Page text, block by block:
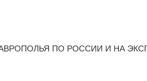
ПО РОССИИ И НА